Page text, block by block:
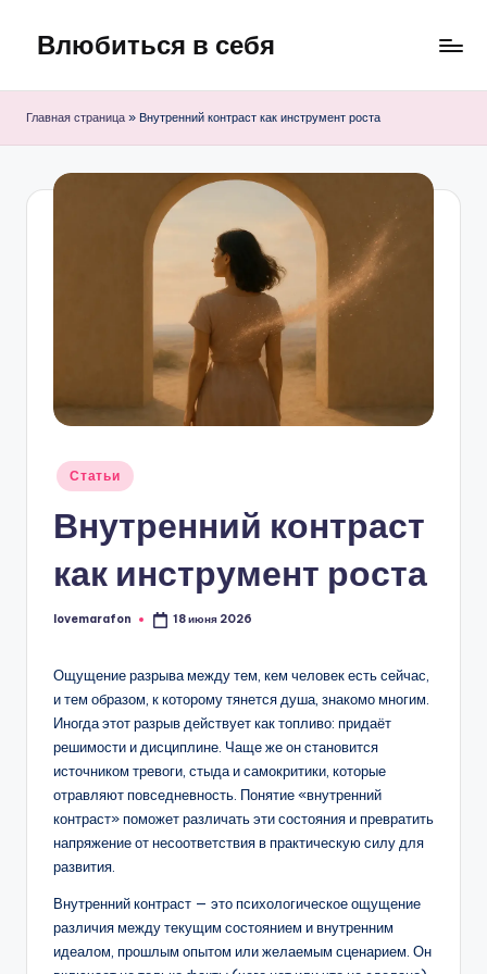
Перейти
содержимому
Влюбиться в себя
Главная страница » Внутренний контраст как инструмент роста
Опубликовано
Статьи
Внутренний контраст
как инструмент роста
Запись
lovemarafon 18 июня 2026
Ощущение разрыва между тем, кем человек есть сейчас,
и тем образом, к которому тянется душа, знакомо многим.
Иногда этот разрыв действует как топливо: придаёт
решимости и дисциплине. Чаще же он становится
источником тревоги, стыда и самокритики, которые
отравляют повседневность. Понятие «внутренний
контраст» поможет различать эти состояния и превратить
напряжение от несоответствия в практическую силу для
развития.
Внутренний контраст — это психологическое ощущение
различия между текущим состоянием и внутренним
идеалом, прошлым опытом или желаемым сценарием. Он